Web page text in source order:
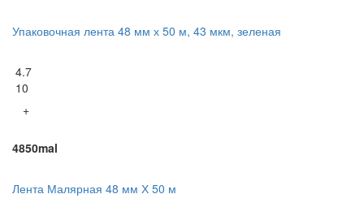
Упаковочная лента 48 мм х 50 м, 43 мкм, зеленая
4.7
10
+
4850mal
Лента Малярная 48 мм Х 50 м